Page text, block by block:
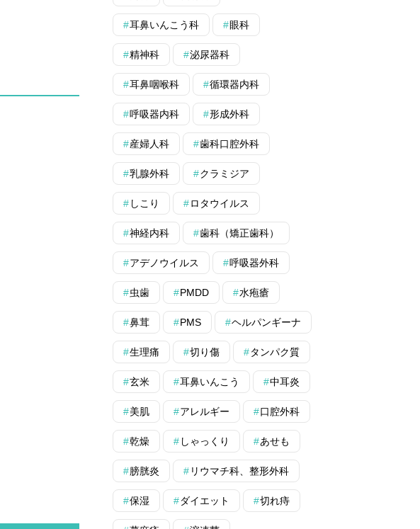
耳鼻いんこう科 眼科
精神科 泌尿器科
耳鼻咽喉科 循環器内科
呼吸器内科 形成外科
産婦人科 歯科口腔外科
乳腺外科 クラミジア
しこり ロタウイルス
神経内科 歯科（矯正歯科）
アデノウイルス 呼吸器外科
虫歯 PMDD 水疱瘡
鼻茸 PMS ヘルパンギーナ
生理痛 切り傷 タンパク質
玄米 耳鼻いんこう 中耳炎
美肌 アレルギー 口腔外科
乾燥 しゃっくり あせも
膀胱炎 リウマチ科、整形外科
保湿 ダイエット 切れ痔